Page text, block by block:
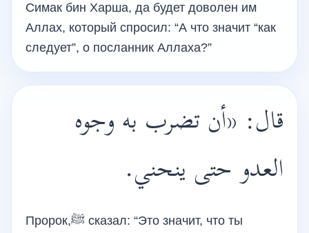
Симак бин Харша, да будет доволен им
Аллах, который спросил: “А что значит “как
следует”, о посланник Аллаха?”
قال: «أن تضرب به وجوه
العدو حتى ينحني.
Пророк,ﷺ сказал: “Это значит, что ты